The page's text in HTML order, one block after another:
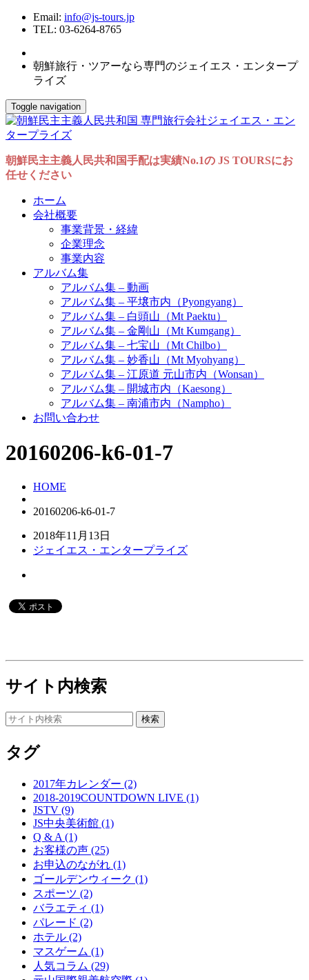
Email: info@js-tours.jp
TEL: 03-6264-8765
朝鮮旅行・ツアーなら専門のジェイエス・エンタープ
ライズ
Toggle navigation
朝鮮民主主義人民共和国手配は実績No.1の JS TOURSにお
任せください
ホーム
会社概要
事業背景・経緯
企業理念
事業内容
アルバム集
アルバム集 – 動画
アルバム集 – 平壌市内（Pyongyang）
アルバム集 – 白頭山（Mt Paektu）
アルバム集 – 金剛山（Mt Kumgang）
アルバム集 – 七宝山（Mt Chilbo）
アルバム集 – 妙香山（Mt Myohyang）
アルバム集 – 江原道 元山市内（Wonsan）
アルバム集 – 開城市内（Kaesong）
アルバム集 – 南浦市内（Nampho）
お問い合わせ
20160206-k6-01-7
HOME
20160206-k6-01-7
2018年11月13日
ジェイエス・エンタープライズ
サイト内検索
タグ
2017年カレンダー (2)
2018-2019COUNTDOWN LIVE (1)
JSTV (9)
JS中央美術館 (1)
Q & A (1)
お客様の声 (25)
お申込のながれ (1)
ゴールデンウィーク (1)
スポーツ (2)
バラエティ (1)
パレード (2)
ホテル (2)
マスゲーム (1)
人気コラム (29)